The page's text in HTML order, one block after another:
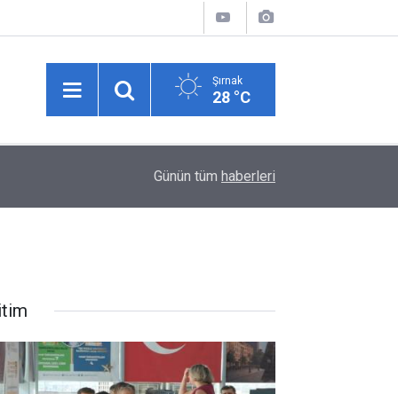
Şırnak
28 °C
Şırnak'ta Kurum Bakımındaki Çocuklar Sanatla
Günün tüm haberleri